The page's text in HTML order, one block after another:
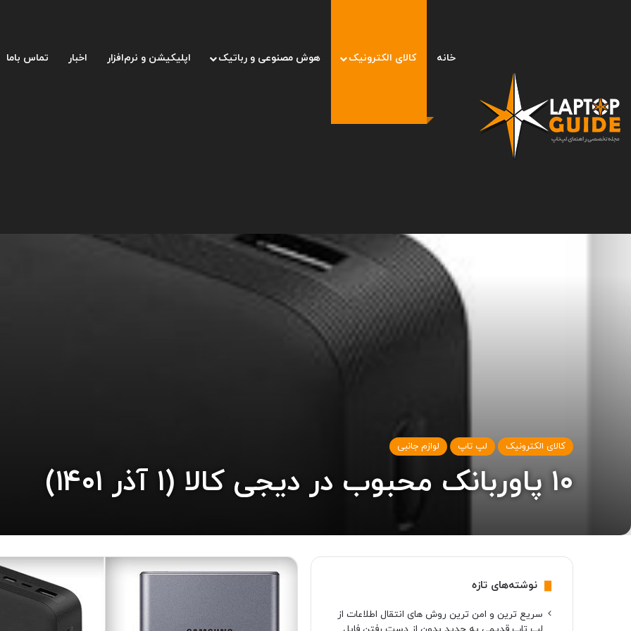
خانه کالای الکترونیک هوش مصنوعی و رباتیک اپلیکیشن و نرم‌افزار اخبار تماس باما
صفحه اصلی
کالای الکترونیک لپ تاپ لوازم جانبی
۱۰ پاوربانک محبوب در دیجی کالا (۱ آذر ۱۴۰۱)
نوشته‌های تازه
سریع ترین و امن ترین روش های انتقال اطلاعات از